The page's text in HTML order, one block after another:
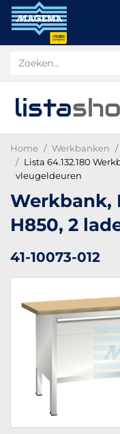
lista
Home Werkbanken
Lista 64.132.180
vleugeldeuren
Werkbank,
H850, 2
41-10073-012